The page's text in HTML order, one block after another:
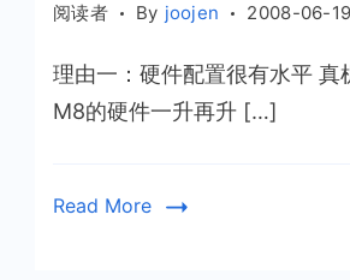
阅读者 By joojen 2008-06-19
理由一：硬件配置很有水平 真
M8的硬件一升再升 […]
Read More